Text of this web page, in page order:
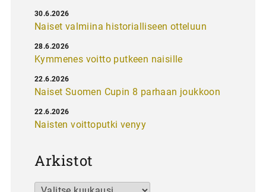
Naiset valmiina historialliseen otteluun
30.6.2026
Kymmenes voitto putkeen naisille
28.6.2026
Naiset Suomen Cupin 8 parhaan joukkoon
22.6.2026
Naisten voittoputki venyy
22.6.2026
Arkistot
Arkistot